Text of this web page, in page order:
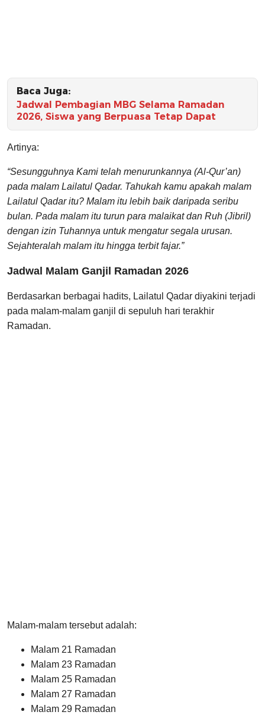
Baca Juga:
Jadwal Pembagian MBG Selama Ramadan
2026, Siswa yang Berpuasa Tetap Dapat
Artinya:
“Sesungguhnya Kami telah menurunkannya (Al-Qur’an)
pada malam Lailatul Qadar. Tahukah kamu apakah malam
Lailatul Qadar itu? Malam itu lebih baik daripada seribu
bulan. Pada malam itu turun para malaikat dan Ruh (Jibril)
dengan izin Tuhannya untuk mengatur segala urusan.
Sejahteralah malam itu hingga terbit fajar.”
Jadwal Malam Ganjil Ramadan 2026
Berdasarkan berbagai hadits, Lailatul Qadar diyakini terjadi
pada malam-malam ganjil di sepuluh hari terakhir
Ramadan.
Malam-malam tersebut adalah:
Malam 21 Ramadan
Malam 23 Ramadan
Malam 25 Ramadan
Malam 27 Ramadan
Malam 29 Ramadan